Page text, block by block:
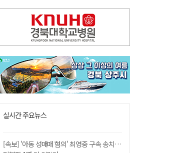
실시간 주요뉴스
[속보] '아동 성매매 혐의' 최영중 구속 송치…